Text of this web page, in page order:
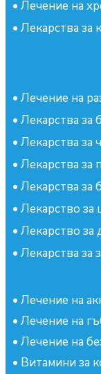
• Лечение на
• Лекарства за
• Лечение на
• Лекарства за
• Лекарства за
• Лекарства за
• Лекарства за
• Лекарство за
• Лекарство за
• Лекарства за
• Лечение на
• Лечение на
• Лечение на
• Витамини за